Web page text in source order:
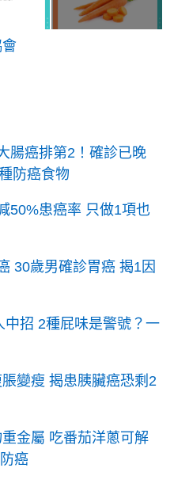
腸癌排第2！確診已晚
防癌食物
50%患癌率 只做1項也
30歲男確診胃癌 揭1因
招 2種屁味是警號？一
變瘦 揭患胰臟癌恐剩2
金屬 吃番茄洋蔥可解
癌